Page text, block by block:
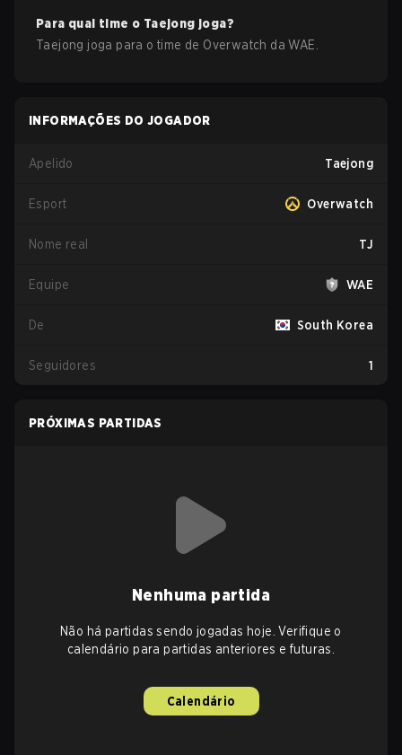
Para qual time o Taejong joga?
Taejong joga para o time de Overwatch daWAE
INFORMAÇÕES DO JOGADOR
Apelido Taejong
Esport Overwatch
Nome real TJ
Equipe WAE
De South Korea
Seguidores 1
PRÓXIMAS PARTIDAS
Nenhuma partida
Não há partidas sendo jogadas hoje. Verifique o
calendário para partidas anteriores e futuras.
Calendário